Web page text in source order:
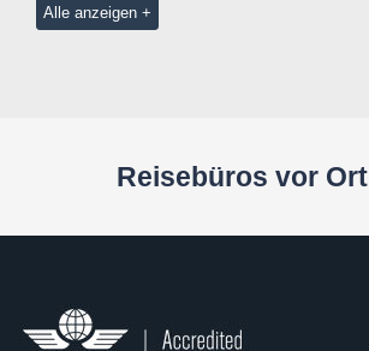
Alle anzeigen
Reisebüros vor Ort